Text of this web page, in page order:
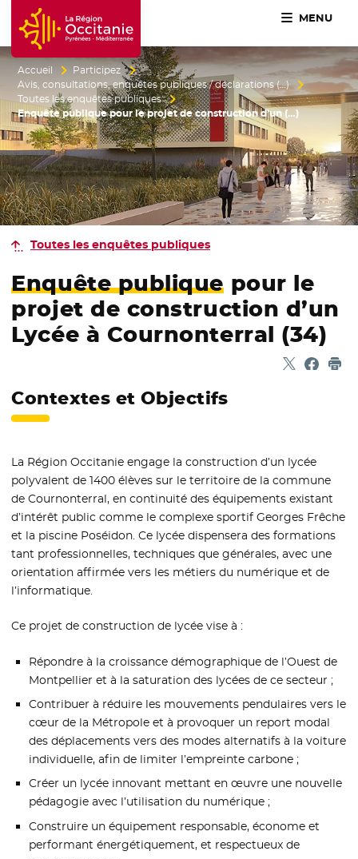
Accueil Région Occitanie / Pyrénées-Méditerranée
MENU
Accueil
Participez
Avis, consultations, enquêtes publiques / déclarations (…)
Toutes les enquêtes publiques
Enquête publique pour le projet de construction d’un (…)
Toutes les enquêtes publiques
Enquête publique pour le
projet de construction d’un
Lycée à Cournonterral (34)
Partager
- Nouvelle
-
Contextes et Objectifs
La Région Occitanie engage la construction d’un lycée
polyvalent de 1400 élèves sur le territoire de la commune
de Cournonterral, en continuité des équipements existant
d’intérêt public comme le complexe sportif Georges Frêche
et la piscine Poséidon. Ce lycée dispensera des formations
tant professionnelles, techniques que générales, avec une
orientation affirmée vers les métiers du numérique et de
l’informatique.
Ce projet de construction de lycée vise à :
Répondre à la croissance démographique de l’Ouest de
Montpellier et à la saturation des lycées de ce secteur ;
Contribuer à réduire les mouvements pendulaires vers le
cœur de la Métropole et à provoquer un report modal
des déplacements vers des modes alternatifs à la voiture
individuelle, afin de limiter l’empreinte carbone ;
Créer un lycée innovant mettant en œuvre une nouvelle
pédagogie avec l’utilisation du numérique ;
Construire un équipement responsable, économe et
performant énergétiquement, et respectueux de